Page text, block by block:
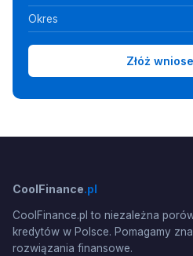
Okres
Złóż
CoolFinance.pl
CoolFinance.pl to niezależna
kredytów w Polsce. Pomagamy
rozwiązania finansowe.